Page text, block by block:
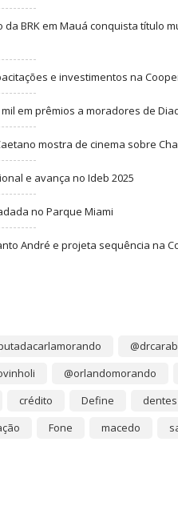
da BRK em Mauá conquista título
e investimentos na
em prêmios a moradores de
mostra de cinema sobre
e avança no Ideb 2025
no Parque Miami
André e projeta sequência na
@orlandomorando
crédito Define
dentes
Fone macedo